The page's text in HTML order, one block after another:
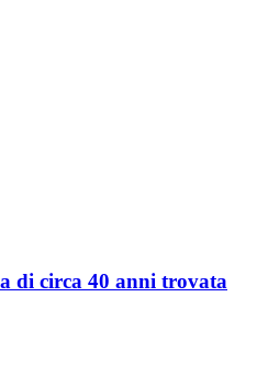
di circa 40 anni trovata